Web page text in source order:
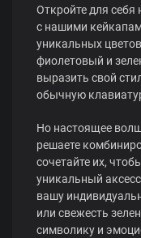
Откройте для
с нашими
уникальных
фиолетовый и
выразить свой
обычную
Но настоящее
решаете
сочетайте их,
уникальный
вашу
или свежесть
символику и